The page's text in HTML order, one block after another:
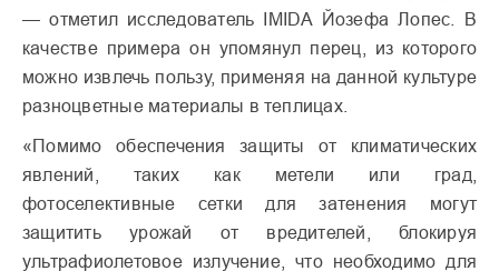
— отметил исследователь IMIDA Йозефа Лопес. В
качестве примера он упомянул перец, из которого
можно извлечь пользу, применяя на данной культуре
разноцветные материалы в теплицах.
«Помимо обеспечения защиты от климатических
явлений, таких как метели или град,
фотоселективные сетки для затенения могут
защитить урожай от вредителей, блокируя
ультрафиолетовое излучение, что необходимо для